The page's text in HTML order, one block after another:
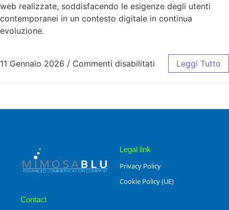
web realizzate, soddisfacendo le esigenze degli utenti
contemporanei in un contesto digitale in continua
evoluzione.
11 Gennaio 2026 / Commenti disabilitati Leggi Tutto
Legal link
Privacy Policy
Cookie Policy (UE)
Contact